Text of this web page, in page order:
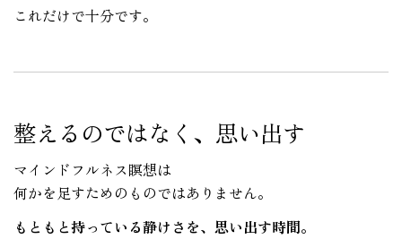
これだけで十分です。
整えるのではなく、思い出す
マインドフルネス瞑想は
何かを足すためのものではありません。
もともと持っている静けさを、思い出す時間。